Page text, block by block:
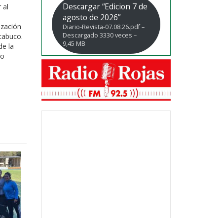
al
la
Descargar “Edicion 7 de
agosto de 2026”
Diario-Revista-07.08.26.pdf –
Descargado 3330 veces –
9,45 MB